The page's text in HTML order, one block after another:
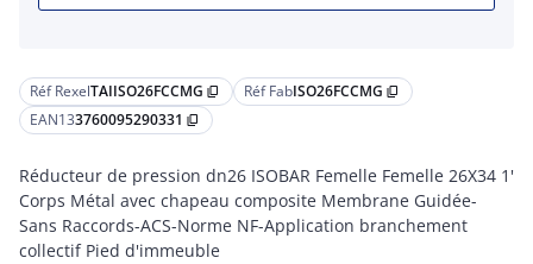
Réf RexelTAIISO26FCCMG content_copy Réf FabISO26FCCMG content_copy
EAN133760095290331 content_copy
Réducteur de pression dn26 ISOBAR Femelle Femelle 26X34 1'
Corps Métal avec chapeau composite Membrane Guidée-
Sans Raccords-ACS-Norme NF-Application branchement
collectif Pied d'immeuble